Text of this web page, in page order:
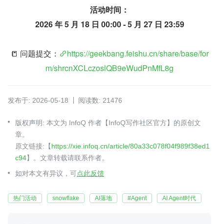
活动时间：
2026 年 5 月 18 日 00:00 - 5 月 27 日 23:59
📒 问题提交：
https://geekbang.feishu.cn/share/base/for
m/shrcnXCLczoslQB9eWudPnMfL8g
发布于: 2026-05-18 阅读数: 21476
版权声明: 本文为 InfoQ 作者【InfoQ写作社区官方】的原创文
章。
原文链接:【https://xie.infoq.cn/article/80a33c078f04f989f38ed1
c94】。文章转载请联系作者。
如对本文有异议，可点此反馈
热门活动 snowflake AI落地 #Agent AI Agent时代